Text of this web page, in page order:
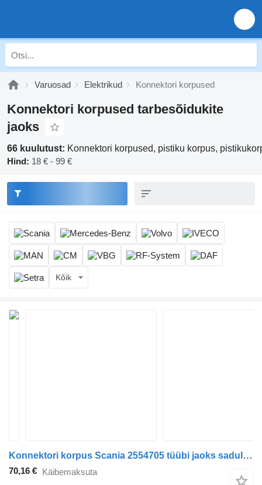
Varuosad Elektrikud Konnektori korpused
Konnektori korpused tarbesõidukite
jaoks
66 kuulutust: Konnektori korpused, pistiku korpus,
Hind: 18 € - 99 €
Kõik
Konnektori korpus Scania 2554705 tüübi jaoks sadulveoki Scania L,P,G,R,S-series (2016-)
70,16 € Käibemaksuta